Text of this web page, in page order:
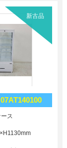
07AT140100
新古品
ス